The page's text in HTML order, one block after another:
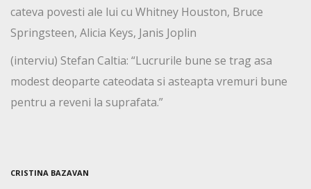
cateva povesti ale lui cu Whitney Houston, Bruce
Springsteen, Alicia Keys, Janis Joplin
(interviu) Stefan Caltia: “Lucrurile bune se trag asa
modest deoparte cateodata si asteapta vremuri bune
pentru a reveni la suprafata.”
CRISTINA BAZAVAN